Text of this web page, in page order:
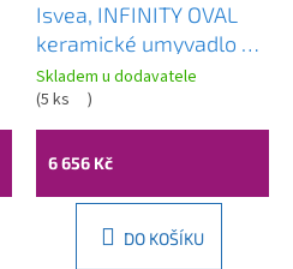
Isvea, INFINITY OVAL
keramické umyvadlo na
desku, 60x40 cm,
matná růžová Salmon,
10NF65060-2S
Skladem u dodavatele
(5 ks )
6 656 Kč
DO KOŠÍKU